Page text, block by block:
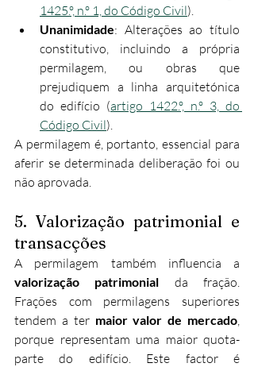
1425.º, n.º 1, do Código Civil).
Unanimidade: Alterações ao título
constitutivo, incluindo a própria
permilagem, ou obras que
prejudiquem a linha arquitetónica
do edifício (artigo 1422.º, n.º 3, do
Código Civil).
A permilagem é, portanto, essencial para
aferir se determinada deliberação foi ou
não aprovada.
5. Valorização patrimonial e
transacções
valorização patrimonial da fração.
Frações com permilagens superiores
tendem a ter maior valor de mercado
porque representam uma maior quota-
parte do edifício. Este factor é